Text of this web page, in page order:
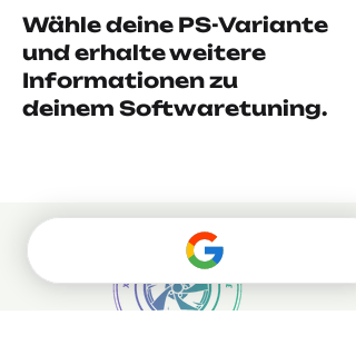
Wähle deine PS-Variante
und erhalte weitere
Informationen zu
deinem Softwaretuning.